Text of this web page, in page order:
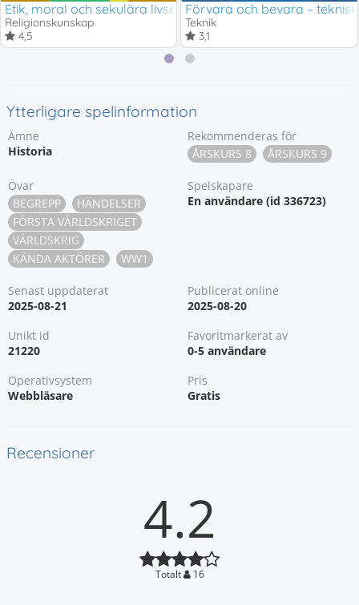
Etik, moral och sekulära livsåskådningar
Religionskunskap
4,5
Förvara och bevara –
Teknik
3,1
Ytterligare spelinformation
Ämne
Historia
Rekommenderas för
ÅRSKURS 8
ÅRSKURS 9
Övar
BEGREPP
HÄNDELSER
FÖRSTA VÄRLDSKRIGET
VÄRLDSKRIG
KÄNDA AKTÖRER
WW1
Spelskapare
En användare (id 336723)
Senast uppdaterat
2025-08-21
Publicerat online
2025-08-20
Unikt id
21220
Favoritmarkerat av
0-5 användare
Operativsystem
Webbläsare
Pris
Gratis
Recensioner
4.2
Totalt 16